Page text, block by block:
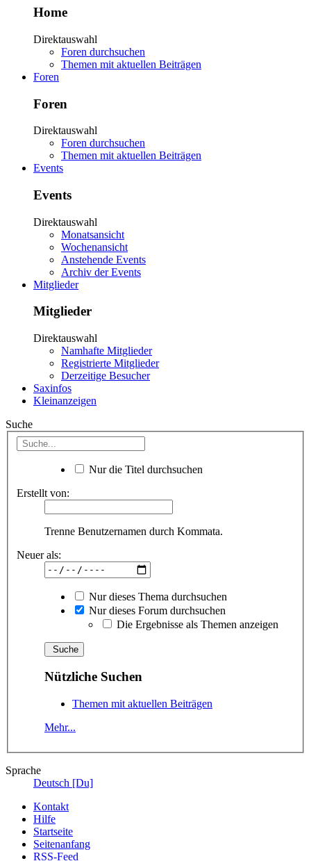
Home
Direktauswahl
Foren durchsuchen
Themen mit aktuellen Beiträgen
Foren
Foren
Direktauswahl
Foren durchsuchen
Themen mit aktuellen Beiträgen
Events
Events
Direktauswahl
Monatsansicht
Wochenansicht
Anstehende Events
Archiv der Events
Mitglieder
Mitglieder
Direktauswahl
Namhafte Mitglieder
Registrierte Mitglieder
Derzeitige Besucher
Saxinfos
Kleinanzeigen
Suche
Nur die Titel durchsuchen
Erstellt von:
Trenne Benutzernamen durch Kommata.
Neuer als:
Nur dieses Thema durchsuchen
Nur dieses Forum durchsuchen
Die Ergebnisse als Themen anzeigen
Nützliche Suchen
Themen mit aktuellen Beiträgen
Mehr...
Sprache
Deutsch [Du]
Kontakt
Hilfe
Startseite
Seitenanfang
RSS-Feed